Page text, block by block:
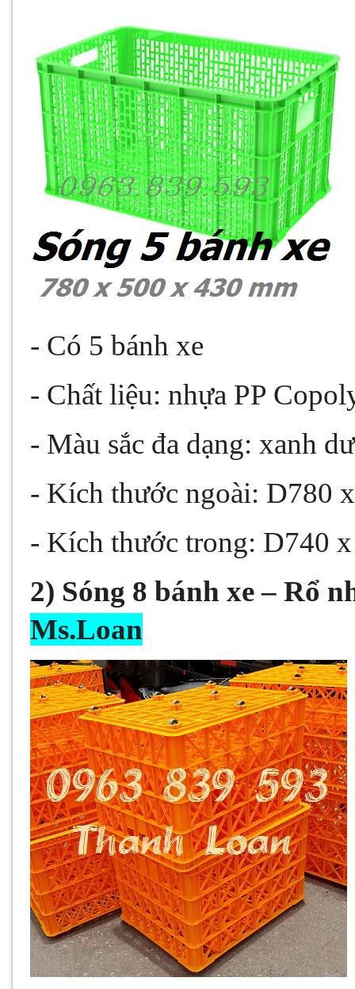
- Có 5 bánh xe
- Chất liệu: nhựa PP
- Màu sắc đa dạng: xanh
- Kích thước ngoài: D780
- Kích thước trong:
2) Sóng 8 bánh xe– Rổ
Ms.Loan